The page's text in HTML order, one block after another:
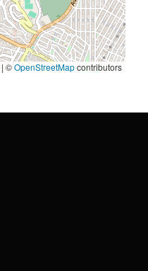
| ©OpenStreetMapcontributors